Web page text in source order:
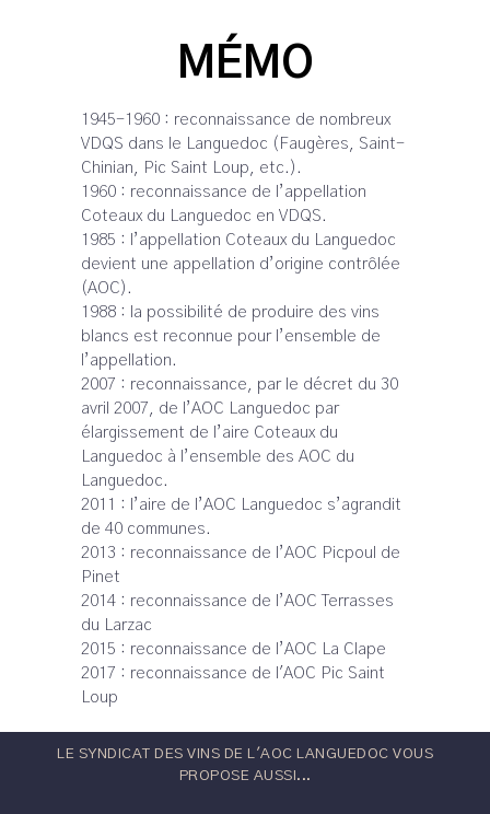
MÉMO
1945-1960 : reconnaissance de nombreux
VDQS dans le Languedoc (Faugères, Saint-
Chinian, Pic Saint Loup, etc.).
1960 : reconnaissance de l’appellation
Coteaux du Languedoc en VDQS.
1985 : l’appellation Coteaux du Languedoc
devient une appellation d’origine contrôlée
(AOC).
1988 : la possibilité de produire des vins
blancs est reconnue pour l’ensemble de
l’appellation.
2007 : reconnaissance, par le décret du 30
avril 2007, de l’AOC Languedoc par
élargissement de l’aire Coteaux du
Languedoc à l’ensemble des AOC du
Languedoc.
2011 : l’aire de l’AOC Languedoc s’agrandit
de 40 communes.
2013 : reconnaissance de l’AOC Picpoul de
Pinet
2014 : reconnaissance de l’AOC Terrasses
du Larzac
2015 : reconnaissance de l’AOC La Clape
2017 : reconnaissance de l'AOC Pic Saint
Loup
LE SYNDICAT DES VINS DE L'AOC LANGUEDOC VOUS
PROPOSE AUSSI...